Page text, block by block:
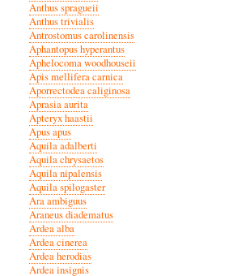
Anthus spragueii
Anthus trivialis
Antrostomus carolinensis
Aphantopus hyperantus
Aphelocoma woodhouseii
Apis mellifera carnica
Aporrectodea caliginosa
Aprasia aurita
Apteryx haastii
Apus apus
Aquila adalberti
Aquila chrysaetos
Aquila nipalensis
Aquila spilogaster
Ara ambiguus
Araneus diadematus
Ardea alba
Ardea cinerea
Ardea herodias
Ardea insignis